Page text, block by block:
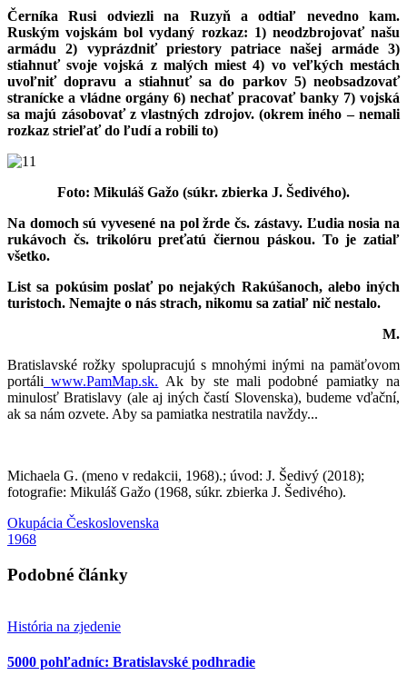
Černíka Rusi odviezli na Ruzyň a odtiaľ nevedno kam.
Ruským vojskám bol vydaný rozkaz: 1) neodzbrojovať našu
armádu 2) vyprázdniť priestory patriace našej armáde 3)
stiahnuť svoje vojská z malých miest 4) vo veľkých mestách
uvoľniť dopravu a stiahnuť sa do parkov 5) neobsadzovať
stranícke a vládne orgány 6) nechať pracovať banky 7) vojská
sa majú zásobovať z vlastných zdrojov. (okrem iného – nemali
rozkaz strieľať do ľudí a robili to)
Foto: Mikuláš Gažo (súkr. zbierka J. Šedivého).
Na domoch sú vyvesené na pol žrde čs. zástavy. Ľudia nosia na
rukávoch čs. trikolóru preťatú čiernou páskou. To je zatiaľ
všetko.
List sa pokúsim poslať po nejakých Rakúšanoch, alebo iných
turistoch. Nemajte o nás strach, nikomu sa zatiaľ nič nestalo.
M.
Bratislavské rožky spolupracujú s mnohými inými na pamäťovom
portáli www.PamMap.sk. Ak by ste mali podobné pamiatky na
minulosť Bratislavy (ale aj iných častí Slovenska), budeme vďační,
ak sa nám ozvete. Aby sa pamiatka nestratila navždy...
Michaela G. (meno v redakcii, 1968).; úvod: J. Šedivý (2018);
fotografie: Mikuláš Gažo (1968, súkr. zbierka J. Šedivého).
Okupácia Československa
1968
Podobné články
História na zjedenie
5000 pohľadníc: Bratislavské podhradie